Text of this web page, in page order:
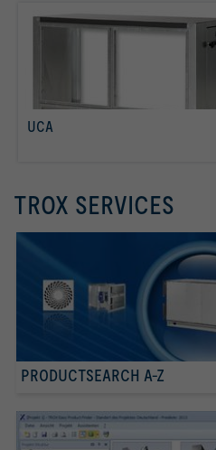
UCA
TROX SERVICES
PRODUCTSEARCH A-Z